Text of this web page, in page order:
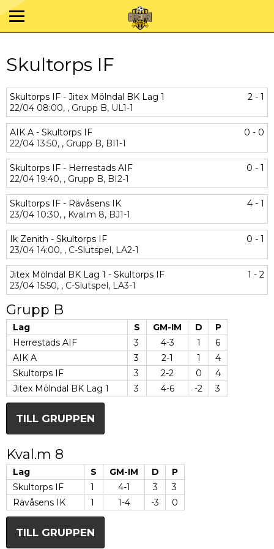
Skultorps IF
Skultorps IF - Jitex Mölndal BK Lag 1
2 - 1
22/04 08:00, , Grupp B, UL1-1
AIK A - Skultorps IF
0 - 0
22/04 13:50, , Grupp B, BI1-1
Skultorps IF - Herrestads AIF
0 - 1
22/04 19:40, , Grupp B, BI2-1
Skultorps IF - Rävåsens IK
4 - 1
23/04 10:30, , Kval.m 8, BJ1-1
Ik Zenith - Skultorps IF
0 - 1
23/04 14:00, , C-Slutspel, LA2-1
Jitex Mölndal BK Lag 1 - Skultorps IF
1 - 2
23/04 15:50, , C-Slutspel, LA3-1
Grupp B
Lag S GM-IM D
P
Herrestads AIF
3 4-3 1
6
AIK A
3 2-1 1
4
Skultorps IF
3 2-2 0
4
Jitex Mölndal BK Lag 1
3 4-6 -2 3
TILL GRUPPEN
Kval.m 8
Lag S GM-IM D
P
Skultorps IF
1 4-1 3
3
Rävåsens IK
1 1-4 -3 0
TILL GRUPPEN